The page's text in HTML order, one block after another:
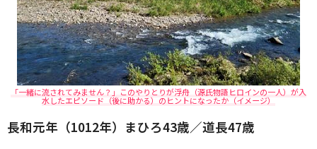
「一緒に流されてみません？」このやりとりが浮舟（源氏物語ヒロインの一人）が入
水したエピソード（後に助かる）のヒントになったか（イメージ）
長和元年（1012年）まひろ43歳／道長47歳